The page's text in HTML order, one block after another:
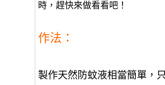
時 ，趕快來做看看吧！
作法：
製作天然防蚊液相當簡單，